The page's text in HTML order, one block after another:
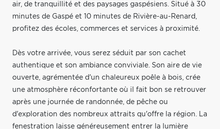
air, de tranquillité et des paysages gaspésiens. Situé à 30
minutes de Gaspé et 10 minutes de Rivière-au-Renard,
profitez des écoles, commerces et services à proximité.
Dès votre arrivée, vous serez séduit par son cachet
authentique et son ambiance conviviale. Son aire de vie
ouverte, agrémentée d'un chaleureux poêle à bois, crée
une atmosphère réconfortante où il fait bon se retrouver
après une journée de randonnée, de pêche ou
d'exploration des nombreux attraits qu'offre la région. La
fenestration laisse généreusement entrer la lumière